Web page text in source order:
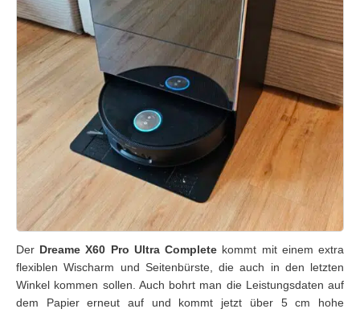
Der Dreame X60 Pro Ultra Complete kommt mit einem extra
flexiblen Wischarm und Seitenbürste, die auch in den letzten
Winkel kommen sollen. Auch bohrt man die Leistungsdaten auf
dem Papier erneut auf und kommt jetzt über 5 cm hohe